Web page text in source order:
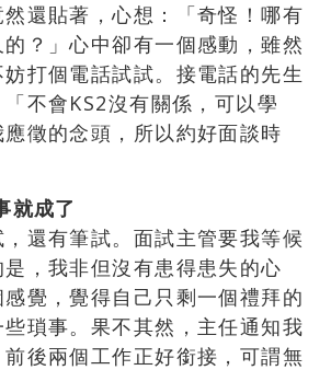
還貼著，心想：「奇怪！哪有
？」心中卻有一個感動，雖然
打個電話試試。接電話的先生
不會KS2沒有關係，可以學
徵的念頭，所以約好面談時
就成了
還有筆試。面試主管要我等候
，我非但沒有患得患失的心
覺，覺得自己只剩一個禮拜的
瑣事。果不其然，主任通知我
後兩個工作正好銜接，可謂無